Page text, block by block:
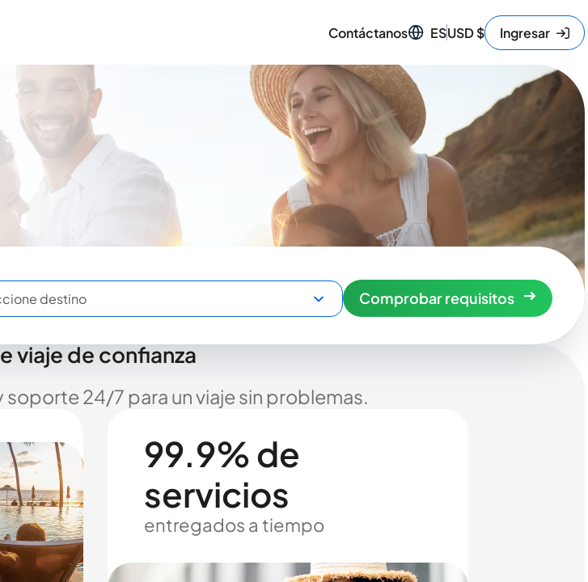
Contáctanos ESUSD$ Ingresar
Comprobar requisitos
viaje de confianza
24/7 para un viaje sin problemas.
99.9% de
servicios
entregados a tiempo